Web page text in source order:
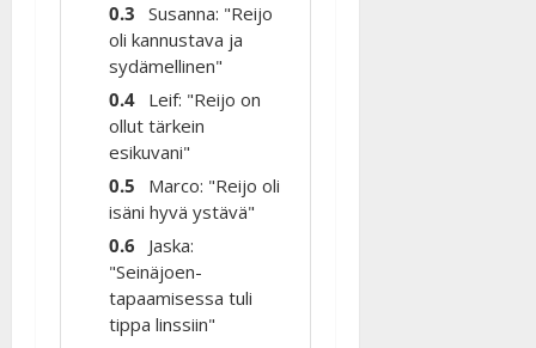
Susanna: "Reijo
oli kannustava ja
sydämellinen"
Leif: "Reijo on
ollut tärkein
esikuvani"
Marco: "Reijo oli
isäni hyvä ystävä"
Jaska:
"Seinäjoen-
tapaamisessa tuli
tippa linssiin"